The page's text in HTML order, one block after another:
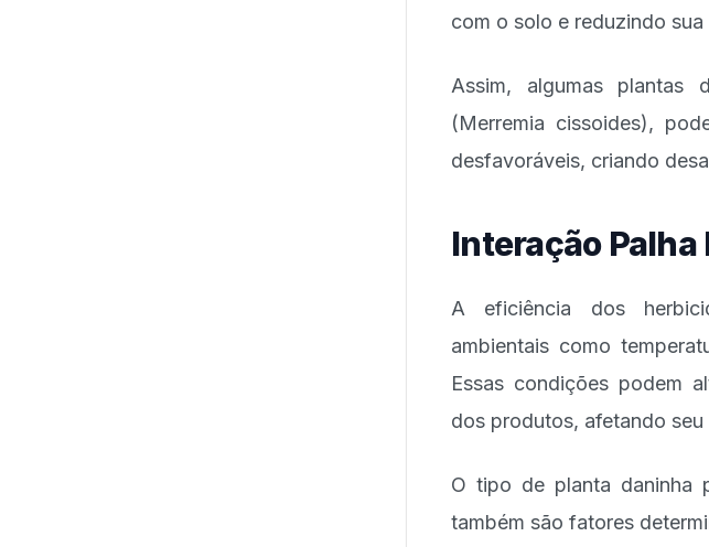
com o solo e reduzindo sua
Assim, algumas plantas
(Merremia cissoides),
desfavoráveis, criando
Interação
A eficiência dos
ambientais como
Essas condições podem
dos produtos, afetando
O tipo de planta daninha
também são fatores